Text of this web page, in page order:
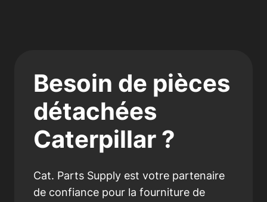
Besoin de pièces
détachées
Caterpillar ?
Cat. Parts Supply est votre partenaire
de confiance pour la fourniture de